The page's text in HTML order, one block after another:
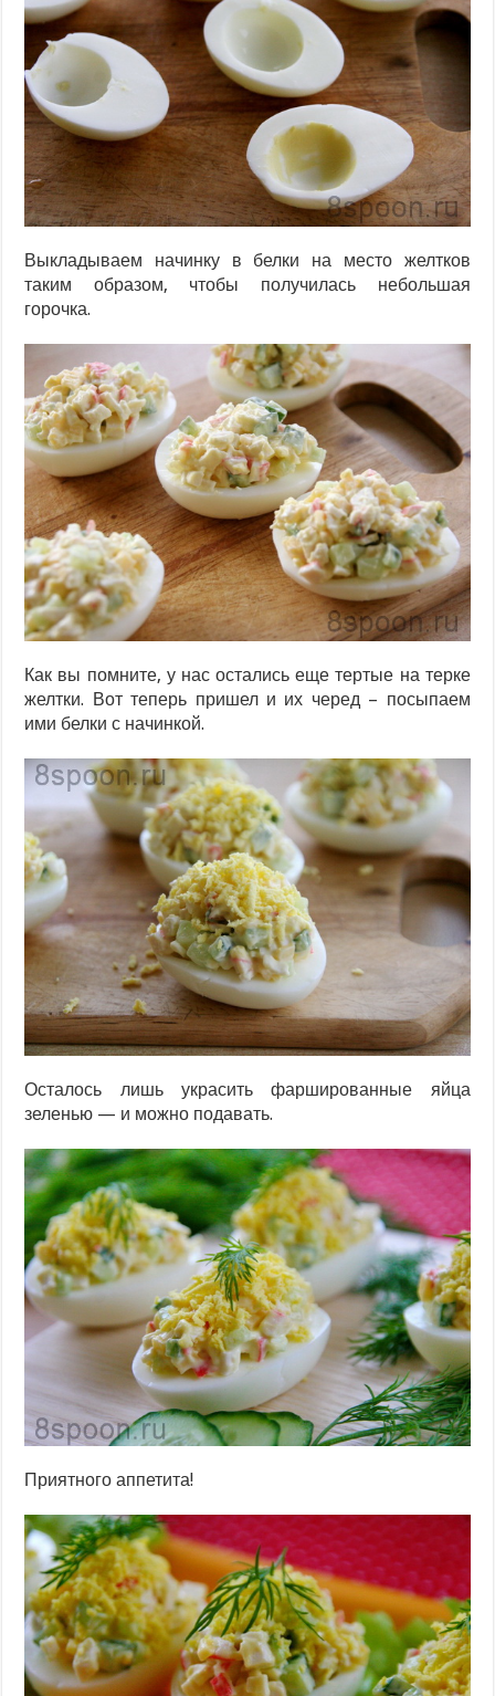
Выкладываем начинку в белки на место желтков
таким образом, чтобы получилась небольшая
горочка.
Как вы помните, у нас остались еще тертые на терке
желтки. Вот теперь пришел и их черед – посыпаем
ими белки с начинкой.
Осталось лишь украсить фаршированные яйца
зеленью — и можно подавать.
Приятного аппетита!